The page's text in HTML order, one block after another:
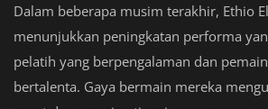
Dalam beberapa musim terakhir, Ethio
menunjukkan peningkatan performa
pelatih yang berpengalaman dan
bertalenta. Gaya bermain mereka